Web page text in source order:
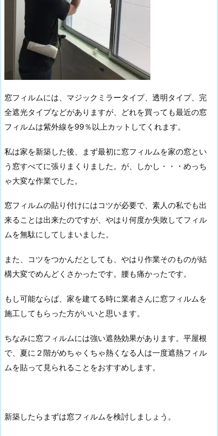
窓フィルムには、マジックミラータイプ、透明タイプ、完
全遮光タイプなどがありますが、どれを買っても最近の窓
フィルムは紫外線を99％以上カットしてくれます。
私は家を新築した後、まず最初に窓フィルムを家の窓とい
う窓すべてに張りまくりました。が、しかし・・・めっち
ゃ大変な作業でした。
窓フィルムの貼り付けにはコツが必要で、素人の私でも出
来ることは出来たのですが、やはり何度か失敗してフィル
ムを無駄にしてしまいました。
また、コツをつかんだとしても、やはり作業そのものが結
構大変でめんどくさかったです。腰も痛かったです。
もし可能ならば、家を建てる時に業者さんに窓フィルムを
施工してもらった方がいいと思います。
ちなみに窓フィルムには強い遮熱効果があります。平屋根
で、夏に２階がめちゃくちゃ熱くなる人は一度遮熱フィル
ムを貼って見られることをおすすめします。
新築したらまずは窓フィルムを検討しましょう。